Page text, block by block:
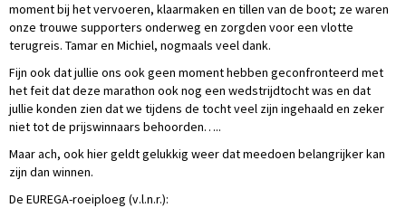
moment bij het vervoeren, klaarmaken en tillen van de boot; ze waren
onze trouwe supporters onderweg en zorgden voor een vlotte
terugreis. Tamar en Michiel, nogmaals veel dank.
Fijn ook dat jullie ons ook geen moment hebben geconfronteerd met
het feit dat deze marathon ook nog een wedstrijdtocht was en dat
jullie konden zien dat we tijdens de tocht veel zijn ingehaald en zeker
niet tot de prijswinnaars behoorden…..
Maar ach, ook hier geldt gelukkig weer dat meedoen belangrijker kan
zijn dan winnen.
De EUREGA-roeiploeg (v.l.n.r.):